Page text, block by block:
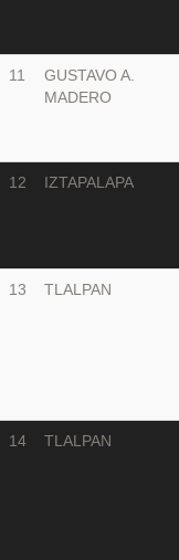
11
GUSTAVO A.
MADERO
12 IZTAPALAPA
13 TLALPAN
14 TLALPAN